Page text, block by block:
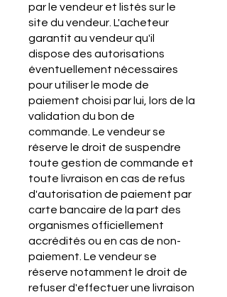
par le vendeur et listés sur le
site du vendeur. L'acheteur
garantit au vendeur qu'il
dispose des autorisations
éventuellement nécessaires
pour utiliser le mode de
paiement choisi par lui, lors de la
validation du bon de
commande. Le vendeur se
réserve le droit de suspendre
toute gestion de commande et
toute livraison en cas de refus
d'autorisation de paiement par
carte bancaire de la part des
organismes officiellement
accrédités ou en cas de non-
paiement. Le vendeur se
réserve notamment le droit de
refuser d'effectuer une livraison